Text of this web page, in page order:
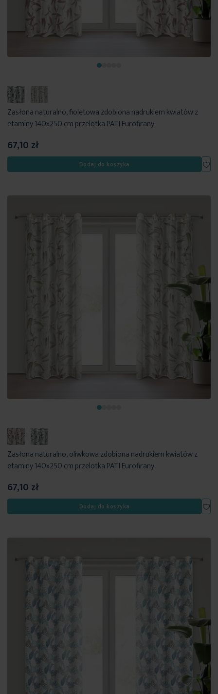
Zasłona naturalno, fioletowa zdobiona nadrukiem kwiatów z
etaminy 140x250 cm przelotka PATI Eurofirany
67,10 zł
Dodaj do koszyka
Zasłona naturalno, oliwkowa zdobiona nadrukiem kwiatów z
etaminy 140x250 cm przelotka PATI Eurofirany
67,10 zł
Dodaj do koszyka